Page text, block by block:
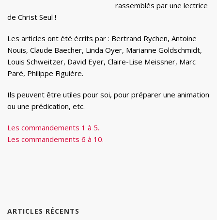
rassemblés par une lectrice
de Christ Seul !
Les articles ont été écrits par : Bertrand Rychen, Antoine
Nouis, Claude Baecher, Linda Oyer, Marianne Goldschmidt,
Louis Schweitzer, David Eyer, Claire-Lise Meissner, Marc
Paré, Philippe Figuière.
Ils peuvent être utiles pour soi, pour préparer une animation
ou une prédication, etc.
Les commandements 1 à 5.
Les commandements 6 à 10.
ARTICLES RÉCENTS